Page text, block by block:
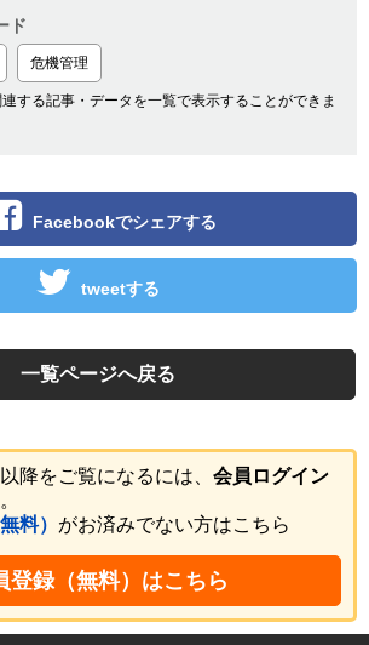
ド
危機管理
する記事・データを一覧で表示することができま
Facebookでシェアする
tweetする
一覧ページへ戻る
降をご覧になるには、 会員ログイン
料） がお済みでない方はこちら
登録（無料）はこちら